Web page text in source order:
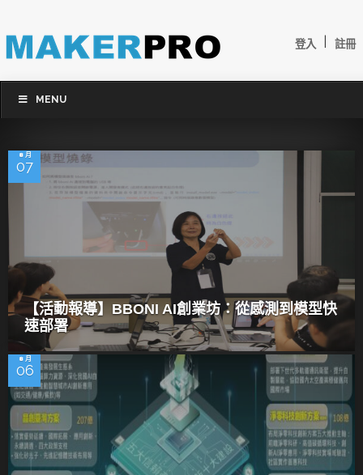
登入 註冊
MENU
8 月
07
【活動報導】BBONI AI創業坊：從感測到模型快
速部署
8 月
06